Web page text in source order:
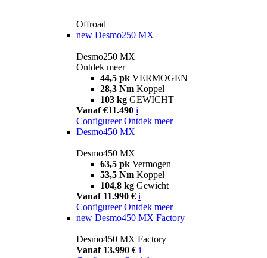
Offroad
new Desmo250 MX
Desmo250 MX
Ontdek meer
44,5 pk VERMOGEN
28,3 Nm Koppel
103 kg GEWICHT
Vanaf €11.490 i
Configureer Ontdek meer
Desmo450 MX
Desmo450 MX
63,5 pk Vermogen
53,5 Nm Koppel
104,8 kg Gewicht
Vanaf 11.990 € i
Configureer Ontdek meer
new Desmo450 MX Factory
Desmo450 MX Factory
Vanaf 13.990 € i